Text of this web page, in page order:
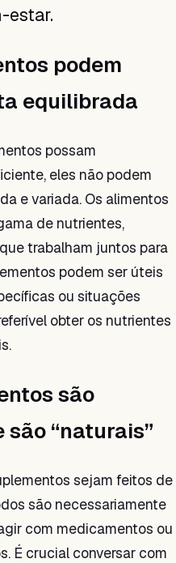
estar.
podem
equilibrada
possam
eles não podem
e variada. Os alimentos
de nutrientes,
trabalham juntos para
podem ser úteis
ou situações
obter os nutrientes
são
“naturais”
sejam feitos de
são necessariamente
com medicamentos ou
É crucial conversar com